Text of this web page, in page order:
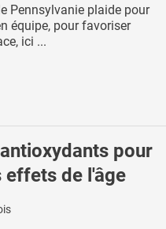
Pennsylvanie plaide pour
équipe, pour favoriser
ici ...
pour
effets de l'âge